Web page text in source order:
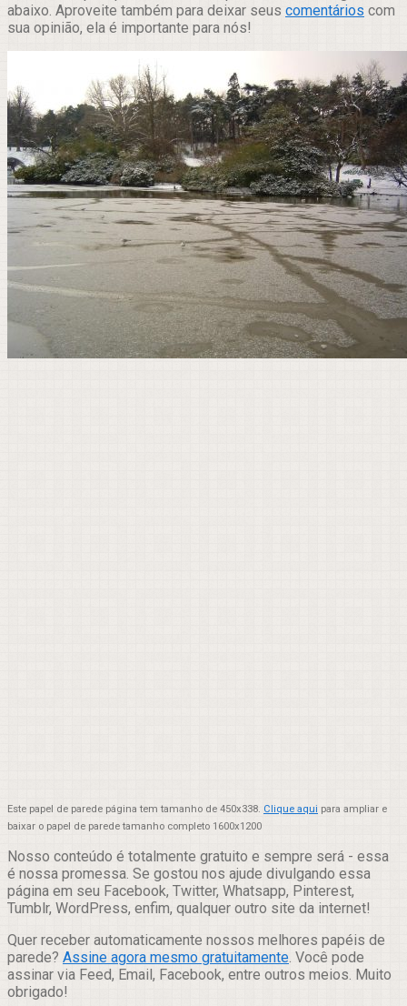
abaixo. Aproveite também para deixar seus comentários com
sua opinião, ela é importante para nós!
Este papel de parede página tem tamanho de 450x338. Clique aqui para ampliar e
baixar o papel de parede tamanho completo 1600x1200
Nosso conteúdo é totalmente gratuito e sempre será - essa
é nossa promessa. Se gostou nos ajude divulgando essa
página em seu Facebook, Twitter, Whatsapp, Pinterest,
Tumblr, WordPress, enfim, qualquer outro site da internet!
Quer receber automaticamente nossos melhores papéis de
parede? Assine agora mesmo gratuitamente. Você pode
assinar via Feed, Email, Facebook, entre outros meios. Muito
obrigado!